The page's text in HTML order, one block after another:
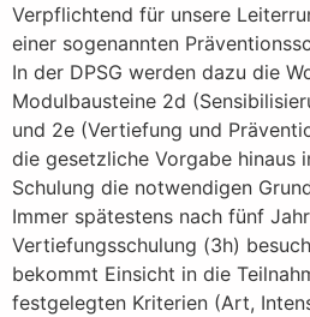
Verpflichtend für unsere
einer sogenannten
In der DPSG werden dazu die
Modulbausteine 2d
und 2e (Vertiefung und
die gesetzliche Vorgabe hinaus
Schulung die notwendigen
Immer spätestens nach fünf
Vertiefungsschulung (3h)
bekommt Einsicht in die
festgelegten Kriterien (Art,